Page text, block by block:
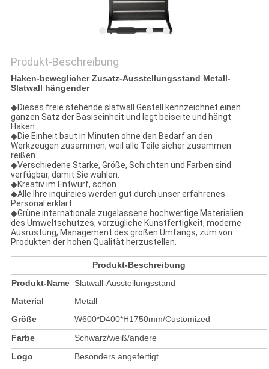
Produkt-Beschreibung
Haken-beweglicher Zusatz-Ausstellungsstand Metall-
Slatwall hängender
◆Dieses freie stehende slatwall Gestell kennzeichnet einen
ganzen Satz der Basiseinheit und legt beiseite und hängt
Haken.
◆Die Einheit baut in Minuten ohne den Bedarf an den
Werkzeugen zusammen, weil alle Teile sicher zusammen
reißen.
◆Verschiedene Stärke, Größe, Schichten und Farben sind
verfügbar, damit Sie wählen.
◆Kreativ im Entwurf, schön.
◆Alle Ihre inquireies werden gut durch unser erfahrenes
Personal erklärt.
◆Grüne internationale zugelassene hochwertige Materialien
des Umweltschutzes, vorzügliche Kunstfertigkeit, moderne
Ausrüstung, Management des großen Umfangs, zum von
Produkten der hohen Qualität herzustellen.
Produkt-Beschreibung
Produkt-Name Slatwall-Ausstellungsstand
Material
Metall
Größe
W600*D400*H1750mm/Customized
Farbe
Schwarz/weiß/andere
Logo
Besonders angefertigt